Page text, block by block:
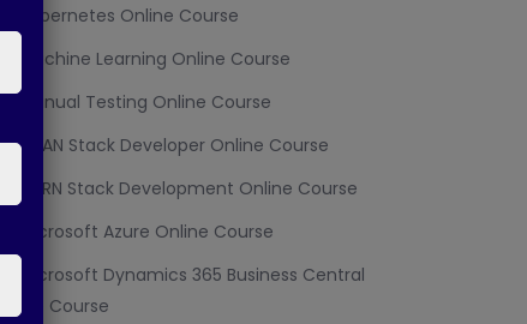
Kubernetes Online Course
Machine Learning Online Course
Manual Testing Online Course
MEAN Stack Developer Online Course
MERN Stack Development Online Course
Microsoft Azure Online Course
Microsoft Dynamics 365 Business Central
Online Course